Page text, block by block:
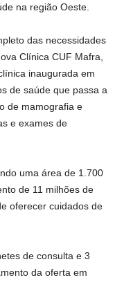
na região Oeste.
das necessidades
Clínica CUF Mafra,
inaugurada em
de saúde que passa a
de mamografia e
e exames de
uma área de 1.700
de 11 milhões de
oferecer cuidados de
de consulta e 3
da oferta em